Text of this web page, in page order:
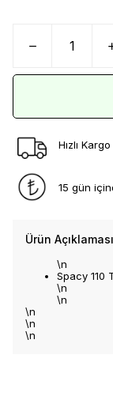
Hızlı Kargo
15 gün
Ürün Açıklaması
\n
Spacy 110
\n
\n
\n
\n
\n